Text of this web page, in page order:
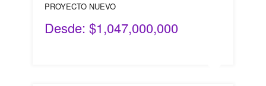
PROYECTO NUEVO
Desde: $1,047,000,000